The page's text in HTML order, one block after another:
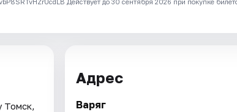
Томск,
Адрес
Варяг